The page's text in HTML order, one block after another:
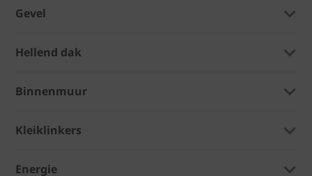
Gevel
Hellend dak
Binnenmuur
Kleiklinkers
Energie